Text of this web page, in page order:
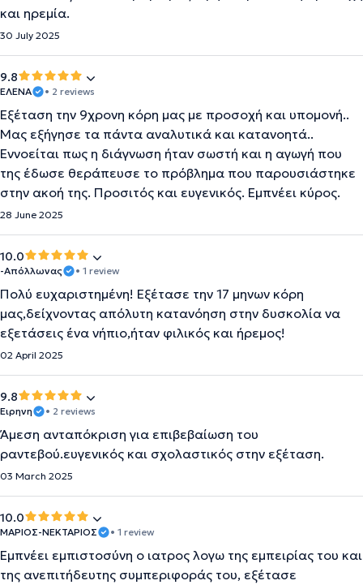
και ηρεμία.
30 July 2025
9.8
ΕΛΕΝΑ • 2 reviews
Εξέταση την 9χρονη κόρη μας με προσοχή και υπομονή..
Μας εξήγησε τα πάντα αναλυτικά και κατανοητά..
Εννοείται πως η διάγνωση ήταν σωστή και η αγωγή που
της έδωσε θεράπευσε το πρόβλημα που παρουσιάστηκε
στην ακοή της. Προσιτός και ευγενικός. Εμπνέει κύρος.
28 June 2025
10.0
-Απόλλωνας • 1 review
Πολύ ευχαριστημένη! Εξέτασε την 17 μηνων κόρη
μας,δείχνοντας απόλυτη κατανόηση στην δυσκολία να
εξετάσεις ένα νήπιο,ήταν φιλικός και ήρεμος!
02 April 2025
9.8
Ειρηνη • 2 reviews
Άμεση ανταπόκριση για επιβεβαίωση του
ραντεβού.ευγενικός και σχολαστικός στην εξέταση.
03 March 2025
10.0
ΜΑΡΙΟΣ-ΝΕΚΤΑΡΙΟΣ • 1 review
Εμπνέει εμπιστοσύνη ο ιατρος λογω της εμπειρίας του και
της ανεπιτήδευτης συμπεριφοράς του, εξέτασε